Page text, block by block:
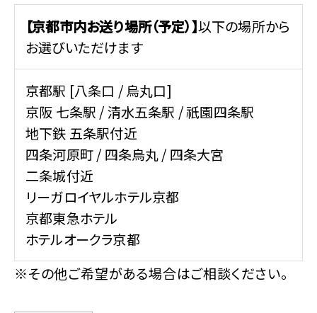
【京都市内お送り場所（予定）】以下の場所から
お選びいただけます
京都駅 [八条口 / 烏丸口]
京阪 七条駅 / 清水五条駅 / 祇園四条駅
地下鉄 五条駅付近
四条河原町 / 四条烏丸 / 四条大宮
二条城付近
リーガロイヤルホテル京都
京都東急ホテル
ホテルオークラ京都
※その他ご希望がある場合はご相談ください。